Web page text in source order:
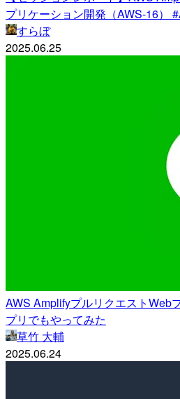
プリケーション開発（AWS-16）
すらぼ
2025.06.25
AWS AmplifyプルリクエストWeb
プリでもやってみた
草竹 大輔
2025.06.24